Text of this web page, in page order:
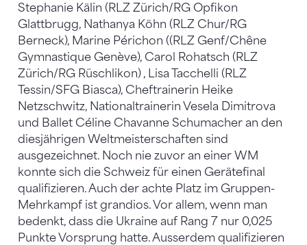
Stephanie Kälin (RLZ Zürich/RG Opfikon
Glattbrugg, Nathanya Köhn (RLZ Chur/RG
Berneck), Marine Périchon ((RLZ Genf/Chêne
Gymnastique Genève), Carol Rohatsch (RLZ
Zürich/RG Rüschlikon) , Lisa Tacchelli (RLZ
Tessin/SFG Biasca), Cheftrainerin Heike
Netzschwitz, Nationaltrainerin Vesela Dimitrova
und Ballet Céline Chavanne Schumacher an den
diesjährigen Weltmeisterschaften sind
ausgezeichnet. Noch nie zuvor an einer WM
konnte sich die Schweiz für einen Gerätefinal
qualifizieren. Auch der achte Platz im Gruppen-
Mehrkampf ist grandios. Vor allem, wenn man
bedenkt, dass die Ukraine auf Rang 7 nur 0,025
Punkte Vorsprung hatte. Ausserdem qualifizieren